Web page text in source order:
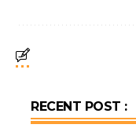
RECENT POST :